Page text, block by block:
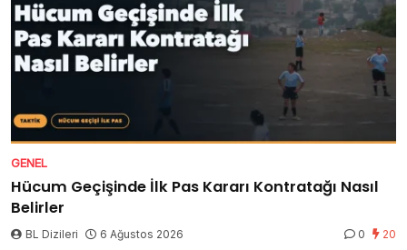
GENEL
Hücum Geçişinde İlk Pas Kararı Kontratağı Nasıl
Belirler
BL Dizileri 6 Ağustos 2026 0 20